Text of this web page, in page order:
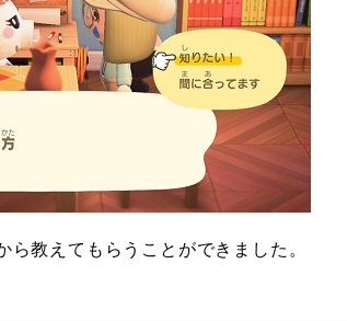
教えてもらうことができました。